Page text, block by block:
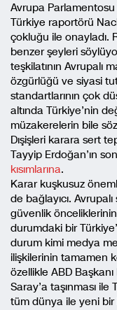
Avrupa Parlamentosu
Türkiye raportörü
çokluğu ile onayladı.
benzer şeyleri
teşkilatının Avrupalı
özgürlüğü ve siyasi
standartlarının çok
altında Türkiye’nin
müzakerelerin bile
Dışişleri karara sert
Tayyip Erdoğan’ın
kısımlarına.
Karar kuşkusuz
de bağlayıcı.
güvenlik
durumdaki bir
durum kimi medya
ilişkilerinin tamamen
özellikle ABD
Saray’a taşınması
tüm dünya ile yeni bir